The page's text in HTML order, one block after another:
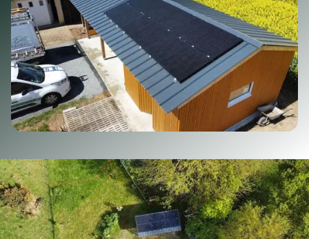
intempéries
- production d’électricité verte pour votre foyer.
Vous possédez déjà un abri ou avez un projet de
carport solaire ? Transformez-le en source
d'énergie !
Chez Avenir Eco, nous ne construisons pas la
transformer votre place de stationnement en
source d'autoconsommation.